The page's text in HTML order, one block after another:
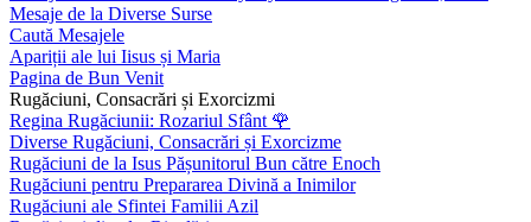
Mesaje de la Diverse Surse
Caută Mesajele
Apariții ale lui Iisus și Maria
Pagina de Bun Venit
Rugăciuni, Consacrări și Exorcizmi
Regina Rugăciunii: Rozariul Sfânt 🌹
Diverse Rugăciuni, Consacrări și Exorcizme
Rugăciuni de la Isus Pășunitorul Bun către Enoch
Rugăciuni pentru Prepararea Divină a Inimilor
Rugăciuni ale Sfintei Familii Azil